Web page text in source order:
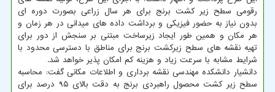
رقومی سطح زیر کشت برنج برای هر سال زراعی بصورت دوره ای
بدون نیاز به حضور فیزیکی و برداشت داده های میدانی در هر زمان و
هر مکان و همین طور ایجاد زیرساخت مبتنی بر سنجش از دور برای
تهیه نقشه های سطح زیرکشت برنج برای مناطق با دسترسی محدود با
شرایط مشابه با سرعت زیاد و هزینه کم امکان پذیر خواهد شد.
دانشیار دانشکده مهندسی نقشه برداری و اطلاعات مکانی گفت: محاسبه
سطح زیر کشت محصول راهبردی برنج به دقت بالای ۹۵ درصد برای